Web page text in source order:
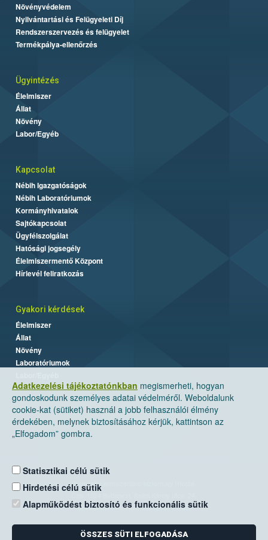
Adatkezelési tájékoztatónkban megismerheti, hogyan
gondoskodunk személyes adatai védelméről. Weboldalunk
cookie-kat (sütiket) használ a jobb felhasználói élmény
érdekében, melynek biztosításához kérjük, kattintson az
„Elfogadom” gombra.
Statisztikai célú sütik
Hirdetési célú sütik
Alapműködést biztosító és funkcionális sütik
ÖSSZES SÜTI ELFOGADÁSA
Növényvédelem
Nyilvántartási és Felügyeleti Díj
Rendszerszervezés és felügyelet
Termékpálya-ellenőrzés
Ügyintézés
Élelmiszer
Állat
Növény
Labor/Egyéb
Kapcsolat
Nébih Igazgatóságok
Nébih Laboratóriumok
Kormányhivatalok
Sajtókapcsolat
Ügyfélszolgálat
Hatósági jogsegély
Élelmiszermentő Központ
Hírlevél feliratkozás
Gyakori kérdések
Élelmiszer
Állat
Növény
Laboratóriumok
Nemzeti Élelmiszerlánc-biztonsági Hivatal
Levelezési cím: 1525 Budapest. Pf. 30.